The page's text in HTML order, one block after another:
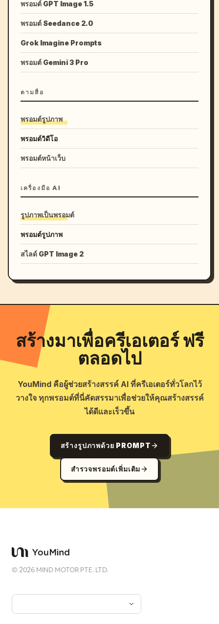
พรอมต์ GPT Image 1.5
พรอมต์ Seedance 2.0
Grok Imagine Prompts
พรอมต์ Gemini 3 Pro
ตามสื่อ
พรอมต์รูปภาพ
พรอมต์วิดีโอ
พรอมต์หน้าเว็บ
เครื่องมือ AI
รูปภาพเป็นพรอมต์
พรอมต์รูปภาพ
สไลด์ GPT Image 2
สร้างมาเพื่อครีเอเตอร์ ฟรี
ตลอดไป
YouMind คือผู้ช่วยสร้างสรรค์ AI ที่ครีเอเตอร์ทั่วโลกไว้
วางใจ ทุกพรอมต์ที่นี่คัดสรรมาเพื่อช่วยให้คุณสร้างสรรค์
ได้ดีและเร็วขึ้น
สร้างรูปภาพด้วย PROMPT
สำรวจพรอมต์เพิ่มเติม
©2026 MIND MOTOR PTE. LTD.